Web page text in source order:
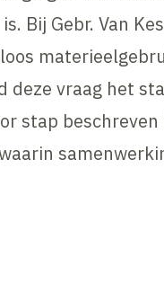
Bij Gebr. Van
deze vraag het
stap beschreven